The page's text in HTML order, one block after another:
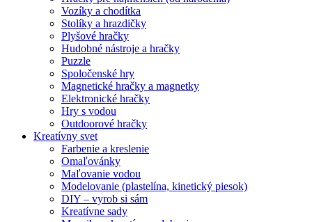
Vozíky a chodítka
Stolíky a hrazdičky
Plyšové hračky
Hudobné nástroje a hračky
Puzzle
Spoločenské hry
Magnetické hračky a magnetky
Elektronické hračky
Hry s vodou
Outdoorové hračky
Kreatívny svet
Farbenie a kreslenie
Omaľovánky
Maľovanie vodou
Modelovanie (plastelína, kinetický piesok)
DIY – vyrob si sám
Kreatívne sady